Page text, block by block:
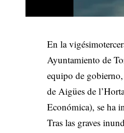
En la
Ayuntamiento de
equipo de
de Aigües de
Económica), se ha
Tras las graves